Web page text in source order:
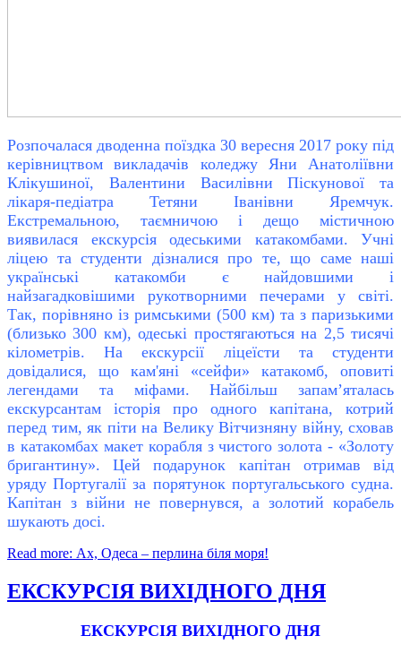
Розпочалася дводенна поїздка 30 вересня 2017 року під
керівництвом викладачів коледжу Яни Анатоліївни
Клікушиної, Валентини Василівни Піскунової та
лікаря-педіатра Тетяни Іванівни Яремчук.
Екстремальною, таємничою і дещо містичною
виявилася екскурсія одеськими катакомбами. Учні
ліцею та студенти дізналися про те, що саме наші
українські катакомби є найдовшими і
найзагадковішими рукотворними печерами у світі.
Так, порівняно із римськими (500 км) та з паризькими
(близько 300 км), одеські простягаються на 2,5 тисячі
кілометрів. На екскурсії ліцеїсти та студенти
довідалися, що кам'яні «сейфи» катакомб, оповиті
легендами та міфами. Найбільш запам’яталась
екскурсантам історія про одного капітана, котрий
перед тим, як піти на Велику Вітчизняну війну, сховав
в катакомбах макет корабля з чистого золота - «Золоту
бригантину». Цей подарунок капітан отримав від
уряду Португалії за порятунок португальського судна.
Капітан з війни не повернувся, а золотий корабель
шукають досі.
Read more: Ах, Одеса – перлина біля моря!
ЕКСКУРСІЯ ВИХІДНОГО ДНЯ
ЕКСКУРСІЯ ВИХІДНОГО ДНЯ